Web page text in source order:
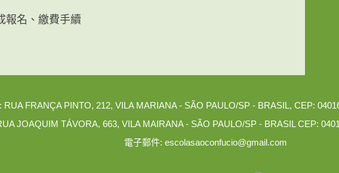
報名、繳費手續
RUA FRANÇA PINTO, 212, VILA MARIANA - SÃO PAULO/SP - BRASIL, CEP:
JOAQUIM TÁVORA, 663, VILA MAIRANA - SÃO PAULO/SP - BRASIL CEP:
電子郵件: escolasaoconfucio@gmail.com